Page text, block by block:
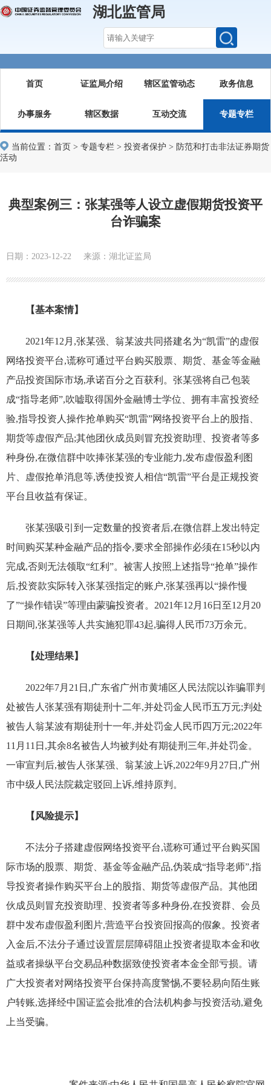
湖北监管局
首页 证监局介绍 辖区监管动态 政务信息
办事服务 辖区数据 互动交流 专题专栏
当前位置： 首页 > 专题专栏 > 投资者保护 > 防范和打击非法证券期货
活动
典型案例三：张某强等人设立虚假期货投资平
台诈骗案
日期：2023-12-22 来源：湖北证监局
【基本案情】
2021年12月,张某强、翁某波共同搭建名为“凯雷”的虚假
网络投资平台,谎称可通过平台购买股票、期货、基金等金融
产品投资国际市场,承诺百分之百获利。张某强将自己包装
成“指导老师”,吹嘘取得国外金融博士学位、拥有丰富投资经
验,指导投资人操作抢单购买“凯雷”网络投资平台上的股指、
期货等虚假产品;其他团伙成员则冒充投资助理、投资者等多
种身份,在微信群中吹捧张某强的专业能力,发布虚假盈利图
片、虚假抢单消息等,诱使投资人相信“凯雷”平台是正规投资
平台且收益有保证。
张某强吸引到一定数量的投资者后,在微信群上发出特定
时间购买某种金融产品的指令,要求全部操作必须在15秒以内
完成,否则无法领取“红利”。被害人按照上述指导“抢单”操作
后,投资款实际转入张某强指定的账户,张某强再以“操作慢
了”“操作错误”等理由蒙骗投资者。2021年12月16日至12月20
日期间,张某强等人共实施犯罪43起,骗得人民币73万余元。
【处理结果】
2022年7月21日,广东省广州市黄埔区人民法院以诈骗罪判
处被告人张某强有期徒刑十二年,并处罚金人民币五万元;判处
被告人翁某波有期徒刑十一年,并处罚金人民币四万元;2022年
11月11日,其余8名被告人均被判处有期徒刑三年,并处罚金。
一审宣判后,被告人张某强、翁某波上诉,2022年9月27日,广州
市中级人民法院裁定驳回上诉,维持原判。
【风险提示】
不法分子搭建虚假网络投资平台,谎称可通过平台购买国
际市场的股票、期货、基金等金融产品,伪装成“指导老师”,指
导投资者操作购买平台上的股指、期货等虚假产品。 其他团
伙成员则冒充投资助理、投资者等多种身份,在投资群、会员
群中发布虚假盈利图片,营造平台投资回报高的假象。投资者
入金后,不法分子通过设置层层障碍阻止投资者提取本金和收
益或者操纵平台交易品种数据致使投资者本金全部亏损。请
广大投资者对网络投资平台保持高度警惕,不要轻易向陌生账
户转账,选择经中国证监会批准的合法机构参与投资活动,避免
上当受骗。